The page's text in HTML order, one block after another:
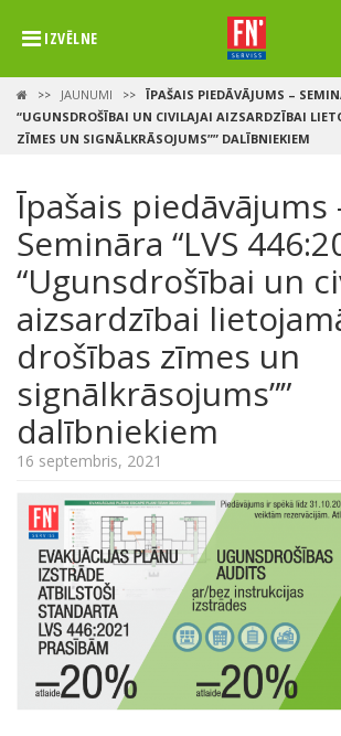
IZVĒLNE
>> JAUNUMI >>
ĪPAŠAIS PIEDĀVĀJUMS –
“UGUNSDROŠĪBAI UN CIVILAJAI AIZSARDZĪBAI
ZĪMES UN SIGNĀLKRĀSOJUMS”” DALĪBNIEKIEM
Īpašais piedāvājums
Semināra “LVS
“Ugunsdrošībai un
aizsardzībai
drošības zīmes un
signālkrāsojums””
dalībniekiem
16 septembris, 2021